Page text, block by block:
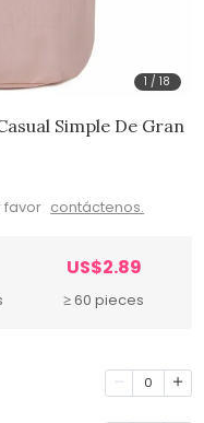
1 /18
Simple De Gran
favor contáctenos.
US$2.89
≥ 60 pieces
0